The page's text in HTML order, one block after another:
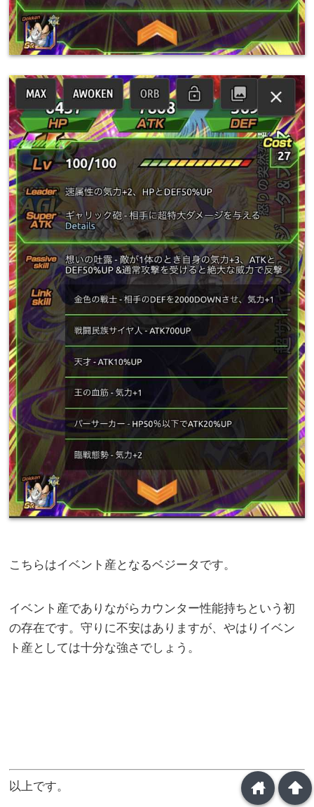
こちらはイベント産となるベジータです。
イベント産でありながらカウンター性能持ちという初
の存在です。守りに不安はありますが、やはりイベン
ト産としては十分な強さでしょう。
以上です。 arrowup
home